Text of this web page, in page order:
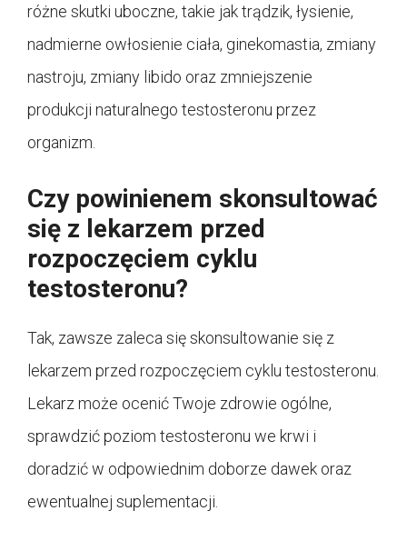
różne skutki uboczne, takie jak trądzik, łysienie,
nadmierne owłosienie ciała, ginekomastia, zmiany
nastroju, zmiany libido oraz zmniejszenie
produkcji naturalnego testosteronu przez
organizm.
Czy powinienem skonsultować
się z lekarzem przed
rozpoczęciem cyklu
testosteronu?
Tak, zawsze zaleca się skonsultowanie się z
lekarzem przed rozpoczęciem cyklu testosteronu.
Lekarz może ocenić Twoje zdrowie ogólne,
sprawdzić poziom testosteronu we krwi i
doradzić w odpowiednim doborze dawek oraz
ewentualnej suplementacji.